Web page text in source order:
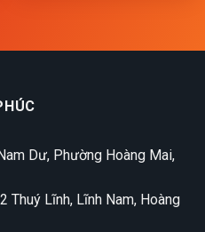
Dư, Phường Hoàng Mai,
Thuý Lĩnh, Lĩnh Nam, Hoàng